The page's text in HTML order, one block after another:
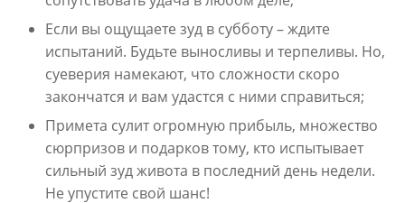
Если вы ощущаете зуд в субботу – ждите
испытаний. Будьте выносливы и терпеливы. Но,
суеверия намекают, что сложности скоро
закончатся и вам удастся с ними справиться;
Примета сулит огромную прибыль, множество
сюрпризов и подарков тому, кто испытывает
сильный зуд живота в последний день недели.
Не упустите свой шанс!